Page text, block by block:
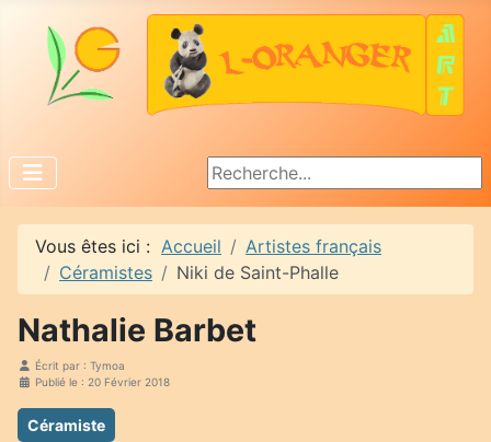
Rechercher
Vous êtes ici : Accueil
Artistes français
Céramistes
Niki de Saint-Phalle
Nathalie Barbet
Écrit par : Tymoa
Publié le : 20 Février 2018
Céramiste